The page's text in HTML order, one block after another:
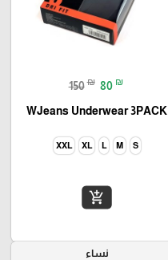
150 ₪ 80 ₪
WJeans Underwear 3PACK
S
M
L
XL
XXL
add_shopping_cart
نساء